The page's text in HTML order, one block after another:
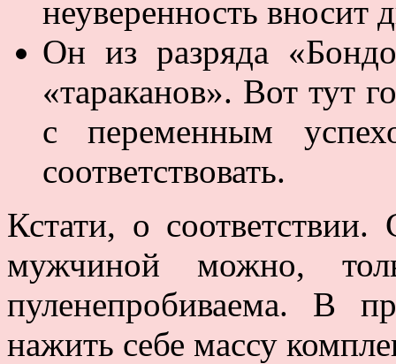
неуверенность вносит
Он из разряда
«тараканов». Вот тут
с переменным
соответствовать.
Кстати, о
мужчиной можно,
пуленепробиваема. В
нажить себе массу